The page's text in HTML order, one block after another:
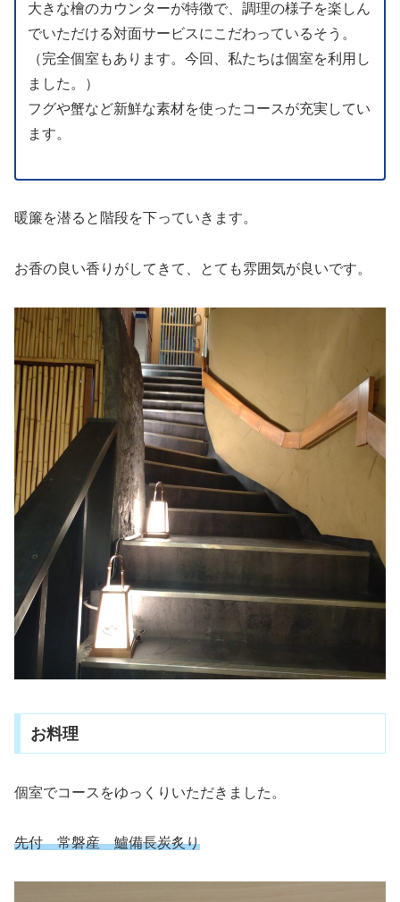
大きな檜のカウンターが特徴で、調理の様子を楽しん
でいただける対面サービスにこだわっているそう。
（完全個室もあります。今回、私たちは個室を利用し
ました。）
フグや蟹など新鮮な素材を使ったコースが充実してい
ます。
暖簾を潜ると階段を下っていきます。
お香の良い香りがしてきて、とても雰囲気が良いです。
お料理
個室でコースをゆっくりいただきました。
先付 常磐産 鱸備長炭炙り